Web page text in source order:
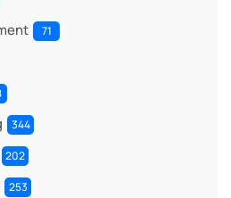
71
344
202
253